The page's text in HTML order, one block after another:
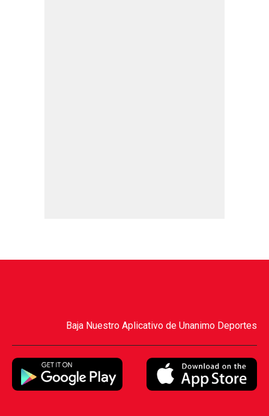
Baja Nuestro Aplicativo de Unanimo Deportes